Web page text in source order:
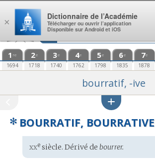
Aller au contenu
1 re
1694
2e
1718
3e
1740
4e
1762
5e
1798
6e
1835
7e
1878
bourratif, -ive
✻ BOURRATIF, BOURRATIVE
Étymologie
:
xxesiècle. Dérivé de bourrer.
×
Dictionnaire de l’Académie
Télécharger ou ouvrir l’application
Disponible sur Android et iOS